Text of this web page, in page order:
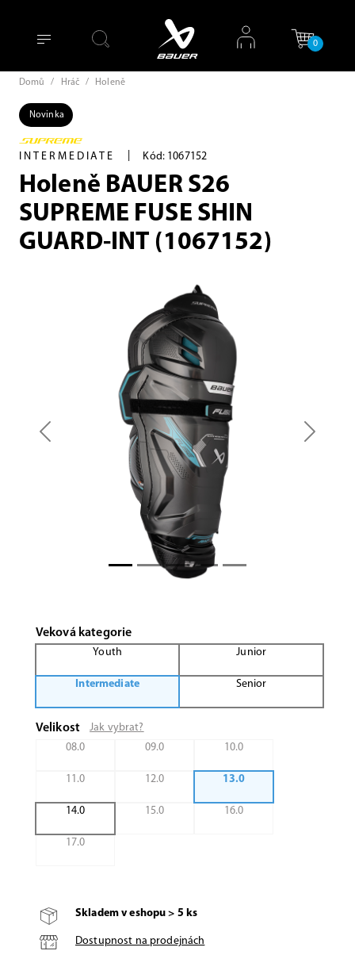
0
Domů / Hráč / Holeně
Novinka
INTERMEDIATE Kód: 1067152
Holeně BAUER S26
SUPREME FUSE SHIN
GUARD-INT (1067152)
Previous Next
Veková kategorie
Youth Junior
Intermediate Senior
Velikost
Jak vybrat?
08.0
09.0 10.0
11.0 12.0 13.0
14.0 15.0 16.0
17.0
Skladem v eshopu > 5 ks
Dostupnost na prodejnách